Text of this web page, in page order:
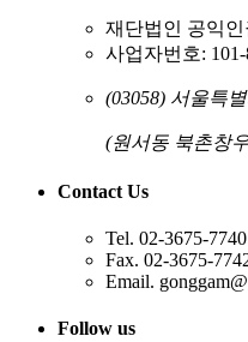
재단법인 공익
사업자번호: 101-
(03058) 서울특
(원서동 북촌창
Contact Us
Tel. 02-3675-7740
Fax. 02-3675-
Email.
Follow us